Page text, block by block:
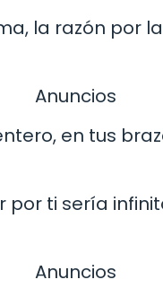
la razón por
Anuncios
en tus
por ti sería
Anuncios